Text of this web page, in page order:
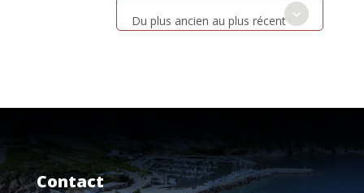
Du plus ancien au plus récent
Contact